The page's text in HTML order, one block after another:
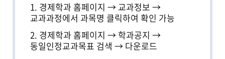
1. 경제학과 홈페이지 → 교과정보 →
교과과정에서 과목명 클릭하여 확인 가능
2. 경제학과 홈페이지 → 학과공지 →
동일인정교과목표 검색 → 다운로드